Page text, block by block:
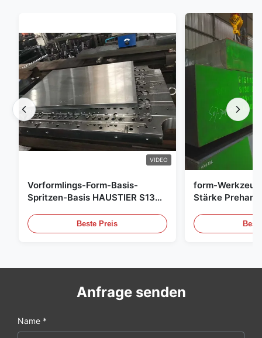
VIDEO
Vorformlings-Form-Basis-
Spritzen-Basis HAUSTIER S136
Beste Preis
form-
Stärke
Anfrage senden
Name *